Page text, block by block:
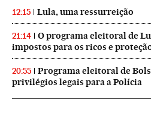
12:15 Lula, uma ressurreição
21:14
O programa eleitoral de
impostos para os ricos e
20:55
Programa eleitoral de
privilégios legais para a Polícia